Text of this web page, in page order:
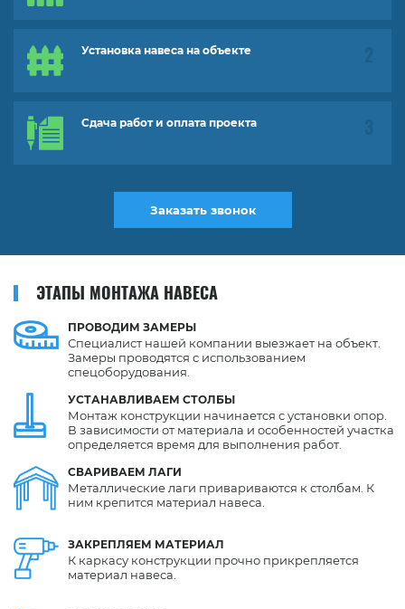
Установка навеса на объекте
Сдача работ и оплата проекта
Заказать звонок
ЭТАПЫ МОНТАЖА НАВЕСА
ПРОВОДИМ ЗАМЕРЫ
УСТАНАВЛИВАЕМ СТОЛБЫ
СВАРИВАЕМ ЛАГИ
ЗАКРЕПЛЯЕМ МАТЕРИАЛ
Специалист нашей компании выезжает на объект.
Замеры проводятся с использованием
спецоборудования.
Монтаж конструкции начинается с установки опор.
В зависимости от материала и особенностей участка
определяется время для выполнения работ.
Металлические лаги привариваются к столбам. К
ним крепится материал навеса.
К каркасу конструкции прочно прикрепляется
материал навеса.